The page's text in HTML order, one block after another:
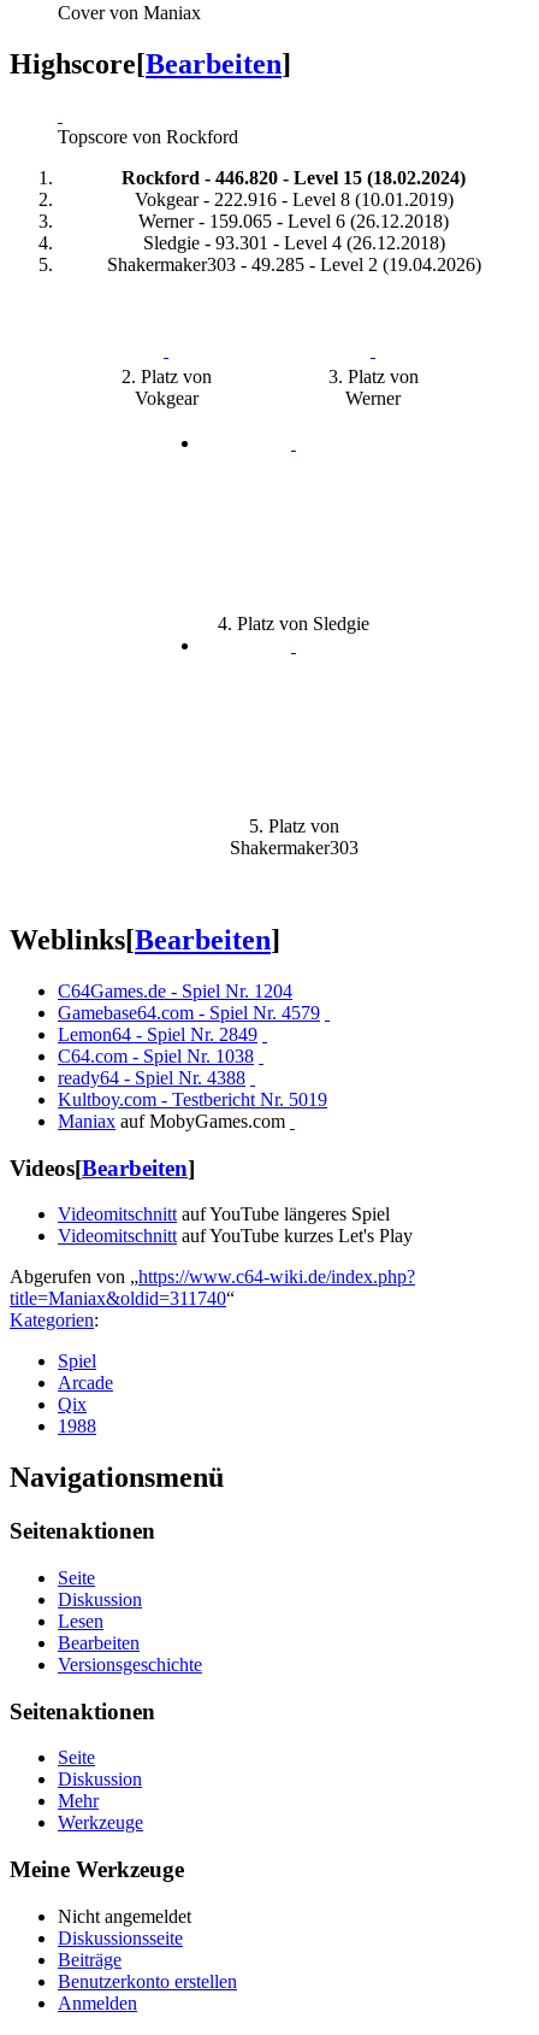
Cover von Maniax
Highscore[Bearbeiten]
Topscore von Rockford
Rockford - 446.820 - Level 15 (18.02.2024)
Vokgear - 222.916 - Level 8 (10.01.2019)
Werner - 159.065 - Level 6 (26.12.2018)
Sledgie - 93.301 - Level 4 (26.12.2018)
Shakermaker303 - 49.285 - Level 2 (19.04.2026)
2. Platz von
Vokgear
3. Platz von
Werner
4. Platz von Sledgie
5. Platz von
Shakermaker303
Weblinks[Bearbeiten]
C64Games.de - Spiel Nr. 1204
Gamebase64.com - Spiel Nr. 4579
Lemon64 - Spiel Nr. 2849
C64.com - Spiel Nr. 1038
ready64 - Spiel Nr. 4388
Kultboy.com - Testbericht Nr. 5019
Maniax auf MobyGames.com
Videos[Bearbeiten]
Videomitschnitt auf YouTube längeres Spiel
Videomitschnitt auf YouTube kurzes Let's Play
Abgerufen von „https://www.c64-wiki.de/index.php?
title=Maniax&oldid=311740“
Kategorien:
Spiel
Arcade
Qix
1988
Navigationsmenü
Seitenaktionen
Seite
Diskussion
Lesen
Bearbeiten
Versionsgeschichte
Seitenaktionen
Seite
Diskussion
Mehr
Werkzeuge
Meine Werkzeuge
Nicht angemeldet
Diskussionsseite
Beiträge
Benutzerkonto erstellen
Anmelden